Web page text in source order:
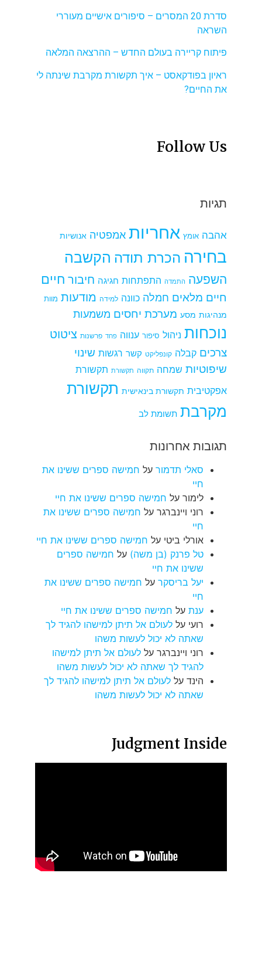
סדרת 20 המסרים – סיפורים אישיים מעוררי
השראה
פיתוח קריירה בעולם החדש – ההרצאה המלאה
ראיון בפודקאסט – איך תקשורת מקרבת שינתה לי
את החיים?
Follow Us
תגיות
אהבה אומץ אחריות אמפטיה אנושיות
בחירה הכרת תודה הקשבה
השפעה התמדה התפתחות חגיגה חיבור חיים
חיים מלאים חמלה כוונה למידה מודעות מוות
מנהיגות מסע מערכת יחסים משמעות
נוכחות ניהול סיפור ענווה פחד פרשנות ציטוט
צרכים קבלה קונפליקט קשר רגשות שינוי
שיפוטיות שמחה תקווה תקשורת תקשורת
אפקטיבית תקשורת בינאישית תקשורת
מקרבת תשומת לב
תגובות אחרונות
סאלי תדמור על חמישה ספרים ששינו את
חיי
לימור על חמישה ספרים ששינו את חיי
רוני ויינברגר על חמישה ספרים ששינו את
חיי
אורלי ביטי על חמישה ספרים ששינו את חיי
טל פרנק (בן משה) על חמישה ספרים
ששינו את חיי
יעל בריסקר על חמישה ספרים ששינו את
חיי
ענת על חמישה ספרים ששינו את חיי
רועי על לעולם אל תיתן למישהו להגיד לך
שאתה לא יכול לעשות משהו
רוני ויינברגר על לעולם אל תיתן למישהו
להגיד לך שאתה לא יכול לעשות משהו
הינד על לעולם אל תיתן למישהו להגיד לך
שאתה לא יכול לעשות משהו
Judgment Inside